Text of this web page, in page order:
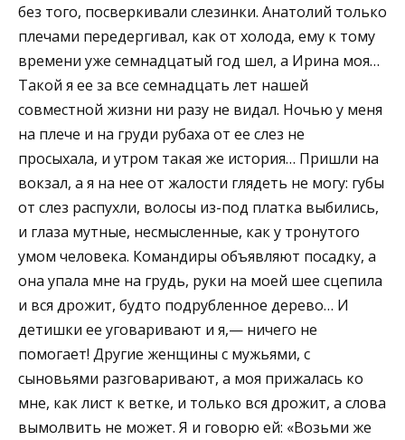
без того, посверкивали слезинки. Анатолий только
плечами передергивал, как от холода, ему к тому
времени уже семнадцатый год шел, а Ирина моя…
Такой я ее за все семнадцать лет нашей
совместной жизни ни разу не видал. Ночью у меня
на плече и на груди рубаха от ее слез не
просыхала, и утром такая же история… Пришли на
вокзал, а я на нее от жалости глядеть не могу: губы
от слез распухли, волосы из-под платка выбились,
и глаза мутные, несмысленные, как у тронутого
умом человека. Командиры объявляют посадку, а
она упала мне на грудь, руки на моей шее сцепила
и вся дрожит, будто подрубленное дерево… И
детишки ее уговаривают и я,— ничего не
помогает! Другие женщины с мужьями, с
сыновьями разговаривают, а моя прижалась ко
мне, как лист к ветке, и только вся дрожит, а слова
вымолвить не может. Я и говорю ей: «Возьми же